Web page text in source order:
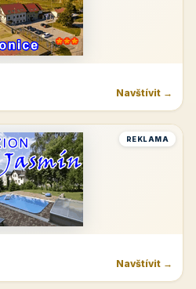
Navštívit →
REKLAMA
Navštívit →